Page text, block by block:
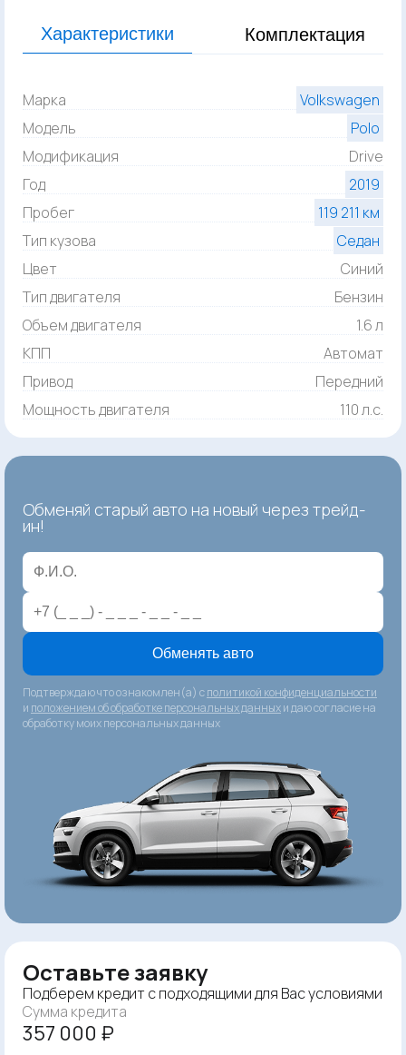
Характеристики Комплектация
Марка
Volkswagen
Модель
Polo
Модификация
Drive
Год
2019
Пробег
119 211 км
Тип кузова
Седан
Цвет
Синий
Тип двигателя
Бензин
Объем двигателя
1.6 л
КПП
Автомат
Привод
Передний
Мощность двигателя
110 л.с.
Обменяй старый авто на новый через трейд-
ин!
Обменять авто
Подтверждаю что ознакомлен(а) сполитикой конфиденциальности
и положением об обработке персональных данныхи даю согласие на
обработку моих персональных данных
Оставьте заявку
Подберем кредит с подходящими для Вас условиями
Сумма кредита
357 000 ₽